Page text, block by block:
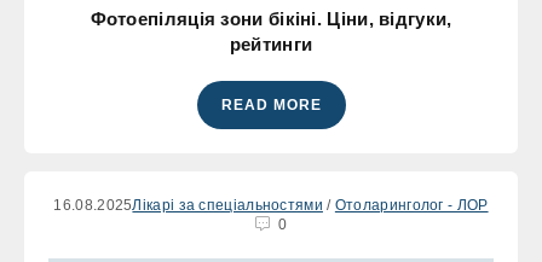
Фотоепіляція зони бікіні. Ціни, відгуки,
рейтинги
READ MORE
16.08.2025Лікарі за спеціальностями / Отоларинголог - ЛОР
0